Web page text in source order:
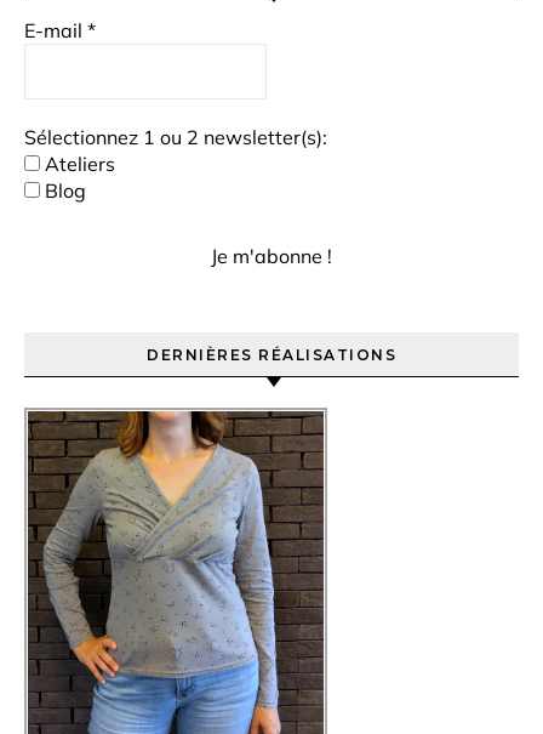
E-mail *
Sélectionnez 1 ou 2 newsletter(s):
Ateliers
Blog
DERNIÈRES RÉALISATIONS